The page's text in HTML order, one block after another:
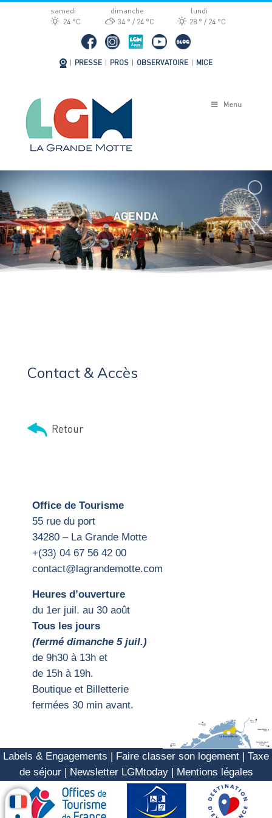
samedi
24 °C
dimanche
34 °
24 °C
lundi
28 °
24 °C
PRESSE PROS OBSERVATOIRE MICE
Menu
Contact & Accès
Retour
Office de Tourisme
55 rue du port
34280 – La Grande Motte
+(33) 04 67 56 42 00
contact@lagrandemotte.com
Heures d’ouverture
du 1er juil. au 30 août
Tous les jours
(fermé dimanche 5 juil.)
de 9h30 à 13h et
de 15h à 19h.
Boutique et Billetterie
fermées 30 min avant.
Labels & Engagements Faire classer son logement
Taxe
de séjour| Newsletter LGMtoday| Mentions légales